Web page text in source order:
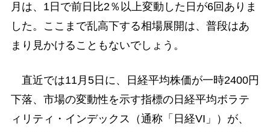
月は、1日で前日比2％以上変動した日が6回ありま
した。ここまで乱高下する相場展開は、普段はあ
まり見かけることもないでしょう。
直近では11月5日に、日経平均株価が一時2400円
下落、市場の変動性を示す指標の日経平均ボラテ
ィリティ・インデックス（通称「日経VI」）が、